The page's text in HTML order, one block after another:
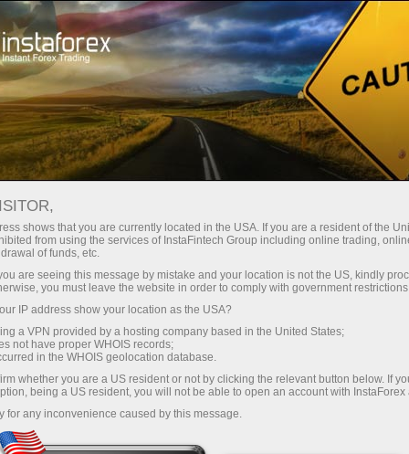
For Traders Analytical Reviews Technical analysis
30.05.2023: Forex Analysis &
Reviews: Forex forecast 05/30/2023
NZD/USD, AUD/USD, USD/JPY and
Bitcoin from Sebastian Seliga
เปิดบัญชีซื้อขาย
เปิดบัญชีเดโม่
shows that you are currently located in the USA. If you are a resident of the
from using the services of InstaFintech Group including online trading,
of funds, etc.
are seeing this message by mistake and your location is not the US, kindly
you must leave the website in order to comply with government
IP address show your location as the USA?
a VPN provided by a hosting company based in the United States;
not have proper WHOIS records;
in the WHOIS geolocation database.
whether you are a US resident or not by clicking the relevant button below. If
being a US resident, you will not be able to open an account with InstaForex
for any inconvenience caused by this message.